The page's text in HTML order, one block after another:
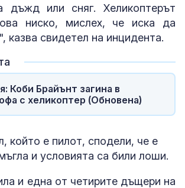
дъжд или сняг. Хеликоптерът
ниско, мислех, че иска да
казва свидетел на инцидента.
Коби Брайънт загина в
с хеликоптер (Обновена)
който е пилот, сподели, че е
и условията са били лоши.
и една от четирите дъщери на